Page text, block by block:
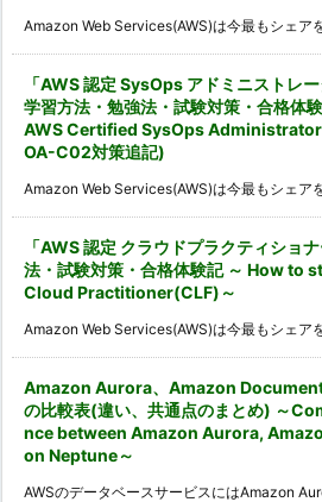
Amazon Web Services(AWS)は今最もシェア
「AWS 認定 SysOps アドミニストレ
学習方法・勉強法・試験対策・合格体
AWS Certified SysOps
OA-C02対策追記)
Amazon Web Services(AWS)は今最もシェア
「AWS 認定 クラウドプラクティショ
法・試験対策・合格体験記 ～ How to
Cloud Practitioner(CLF)～
Amazon Web Services(AWS)は今最もシェア
Amazon Aurora、Amazon
の比較表(違い、共通点のまとめ) ～
nce between Amazon Aurora,
on Neptune～
AWSのデータベースサービスにはAmazon